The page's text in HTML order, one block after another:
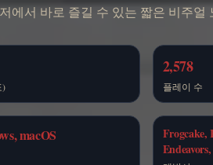
에서 바로 즐길 수 있는 짧은 비주얼
)
2,578
플레이 수
macOS
Frogcake,